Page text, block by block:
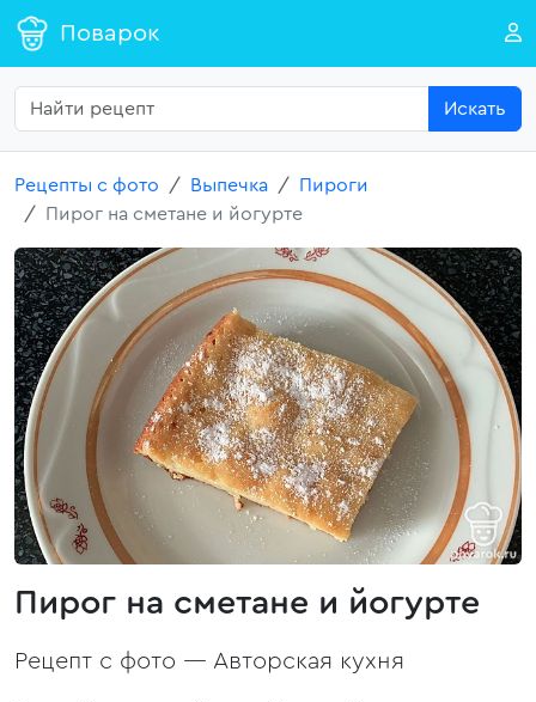
Поварок
Искать
Рецепты с фото Выпечка
Пироги
Пирог на сметане и йогурте
Пирог на сметане и йогурте
Рецепт с фото — Авторская кухня